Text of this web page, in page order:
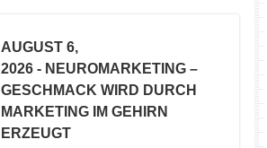
AUGUST 6,
2026 - NEUROMARKETING –
GESCHMACK WIRD DURCH
MARKETING IM GEHIRN
ERZEUGT